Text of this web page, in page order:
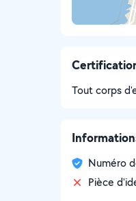
Tout corps
Numéro
Pièce